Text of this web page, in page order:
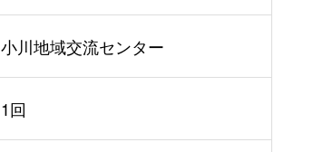
小川地域交流センター
1回